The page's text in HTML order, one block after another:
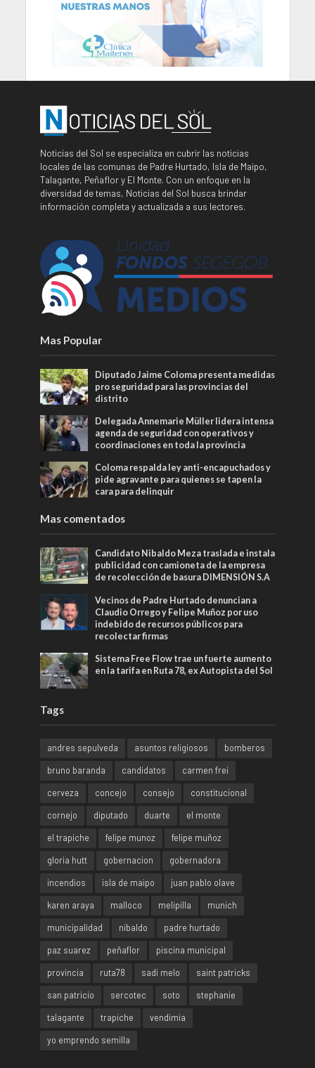
Noticias del Sol se especializa en cubrir las noticias
locales de las comunas de Padre Hurtado, Isla de Maipo,
Talagante, Peñaflor y El Monte. Con un enfoque en la
diversidad de temas, Noticias del Sol busca brindar
información completa y actualizada a sus lectores.
Mas Popular
Diputado Jaime Coloma presenta medidas
pro seguridad para las provincias del
distrito
Delegada Annemarie Müller lidera intensa
agenda de seguridad con operativos y
coordinaciones en toda la provincia
Coloma respalda ley anti-encapuchados y
pide agravante para quienes se tapen la
cara para delinquir
Mas comentados
Candidato Nibaldo Meza traslada e instala
publicidad con camioneta de la empresa
de recolección de basura DIMENSIÓN S.A
Vecinos de Padre Hurtado denuncian a
Claudio Orrego y Felipe Muñoz por uso
indebido de recursos públicos para
recolectar firmas
Sistema Free Flow trae un fuerte aumento
en la tarifa en Ruta 78, ex Autopista del Sol
Tags
andres sepulveda asuntos religiosos
bomberos
bruno baranda
candidatos
carmen frei
cerveza
concejo consejo
constitucional
cornejo
diputado duarte
el monte
el trapiche
felipe munoz
felipe muñoz
gloria hutt
gobernacion
gobernadora
incendios
isla de maipo
juan pablo olave
karen araya
malloco melipilla
munich
municipalidad
nibaldo
padre hurtado
paz suarez
peñaflor
piscina municipal
provincia
ruta78 sadi melo
saint patricks
san patricio
sercotec soto
stephanie
talagante
trapiche
vendimia
yo emprendo semilla